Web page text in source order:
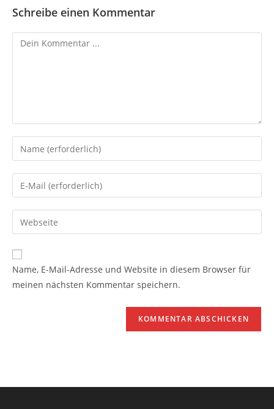
Schreibe einen Kommentar
Name, E-Mail-Adresse und Website in diesem Browser für
meinen nächsten Kommentar speichern.